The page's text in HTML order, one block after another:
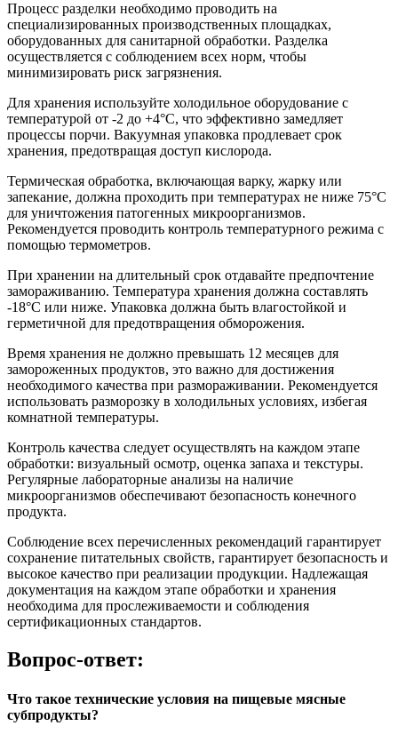
Процесс разделки необходимо проводить на
специализированных производственных площадках,
оборудованных для санитарной обработки. Разделка
осуществляется с соблюдением всех норм, чтобы
минимизировать риск загрязнения.
Для хранения используйте холодильное оборудование с
температурой от -2 до +4°C, что эффективно замедляет
процессы порчи. Вакуумная упаковка продлевает срок
хранения, предотвращая доступ кислорода.
Термическая обработка, включающая варку, жарку или
запекание, должна проходить при температурах не ниже 75°C
для уничтожения патогенных микроорганизмов.
Рекомендуется проводить контроль температурного режима с
помощью термометров.
При хранении на длительный срок отдавайте предпочтение
замораживанию. Температура хранения должна составлять
-18°C или ниже. Упаковка должна быть влагостойкой и
герметичной для предотвращения обморожения.
Время хранения не должно превышать 12 месяцев для
замороженных продуктов, это важно для достижения
необходимого качества при размораживании. Рекомендуется
использовать разморозку в холодильных условиях, избегая
комнатной температуры.
Контроль качества следует осуществлять на каждом этапе
обработки: визуальный осмотр, оценка запаха и текстуры.
Регулярные лабораторные анализы на наличие
микроорганизмов обеспечивают безопасность конечного
продукта.
Соблюдение всех перечисленных рекомендаций гарантирует
сохранение питательных свойств, гарантирует безопасность и
высокое качество при реализации продукции. Надлежащая
документация на каждом этапе обработки и хранения
необходима для прослеживаемости и соблюдения
сертификационных стандартов.
Вопрос-ответ:
Что такое технические условия на пищевые мясные
субпродукты?